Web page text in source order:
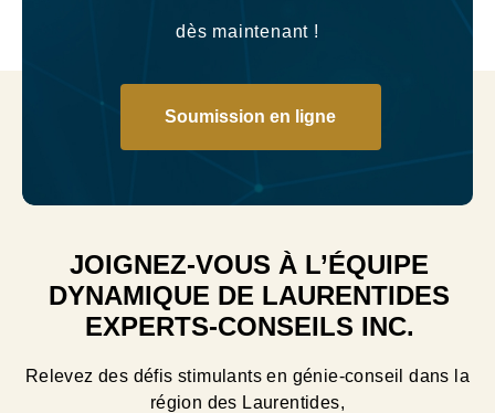
dès maintenant !
Soumission en ligne
JOIGNEZ-VOUS À L’ÉQUIPE
DYNAMIQUE DE LAURENTIDES
EXPERTS-CONSEILS INC.
Relevez des défis stimulants en génie-conseil dans la
région des Laurentides,